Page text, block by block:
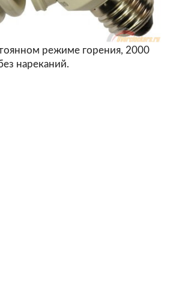
режиме горения, 2000
нареканий.